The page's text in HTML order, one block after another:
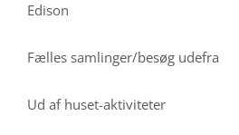
Edison
Fælles samlinger/besøg udefra
Ud af huset-aktiviteter